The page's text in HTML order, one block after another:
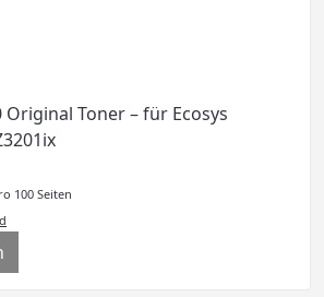
Original Toner – für Ecosys
100 Seiten